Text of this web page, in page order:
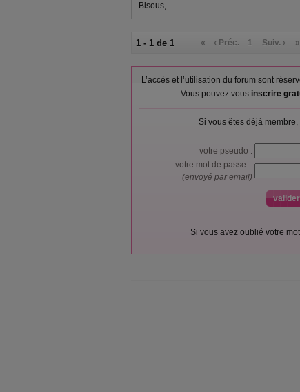
Bisous,
1 - 1 de 1 « ‹ Préc. 1 Suiv. › »
L’accès et l’utilisation du forum sont
Vous pouvez vous inscrire
Si vous êtes déjà
votre pseudo :
votre mot de passe :
(envoyé par email)
Si vous avez oublié votre